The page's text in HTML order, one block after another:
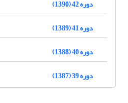
دوره 42 (1390)
دوره 41 (1389)
دوره 40 (1388)
دوره 39 (1387)